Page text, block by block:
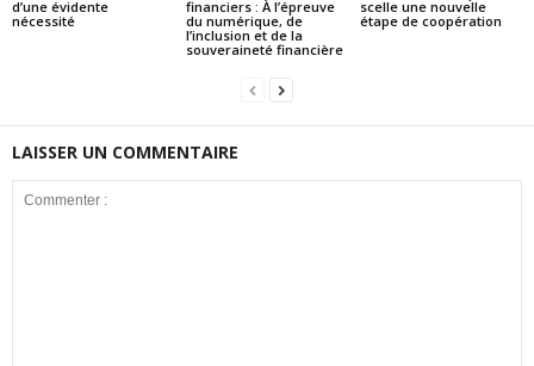
d’une évidente
nécessité
financiers : À l’épreuve
du numérique, de
l’inclusion et de la
souveraineté financière
scelle une nouvelle
étape de coopération
LAISSER UN COMMENTAIRE